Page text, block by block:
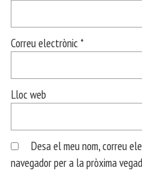
Correu electrònic *
Lloc web
Desa el meu nom, correu
navegador per a la pròxima